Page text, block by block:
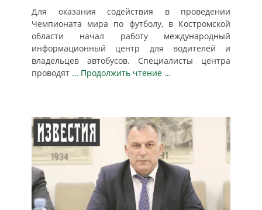
Для оказания содействия в проведении
Чемпионата мира по футболу, в Костромской
области начал работу международный
информационный центр для водителей и
владельцев автобусов. Специалисты центра
проводят … Продолжить чтение …